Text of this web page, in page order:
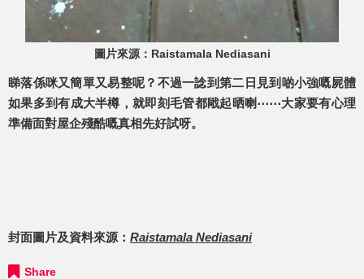
圖片來源：Raistamala Nediasani
睇落係咪又簡單又易整呢？不過一諗到第二日見到啲小強嘅屍體
如果多到有成大半樽，就即刻毛管都戙起晒喇⋯⋯大家要有心理
準備面對屋企殘酷嘅真相先好試呀。
封面圖片及資料來源： Raistamala Nediasani
Share